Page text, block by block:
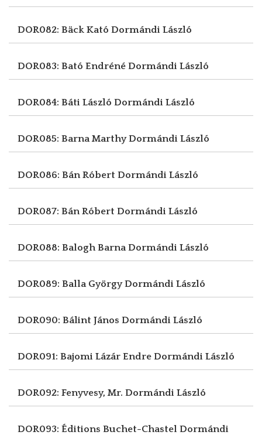
DOR082: Bäck Kató Dormándi László
DOR083: Bató Endréné Dormándi László
DOR084: Báti László Dormándi László
DOR085: Barna MarthyDormándi László
DOR086: Bán Róbert Dormándi László
DOR087: Bán Róbert Dormándi László
DOR088: Balogh BarnaDormándi László
DOR089: Balla GyörgyDormándi László
DOR090: Bálint János Dormándi László
DOR091: Bajomi Lázár Endre Dormándi László
DOR092: Fenyvesy, Mr. Dormándi László
DOR093: Éditions Buchet-Chastel Dormándi